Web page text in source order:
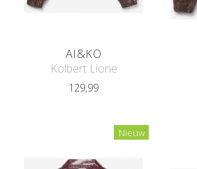
AI&KO
Kolbert Lione
129,99
Nieuw